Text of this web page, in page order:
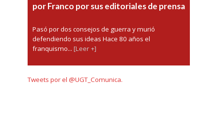
por Franco por sus editoriales de prensa
Pasó por dos consejos de guerra y murió
defendiendo sus ideas Hace 80 años el
franquismo... [Leer +]
Tweets por el @UGT_Comunica.